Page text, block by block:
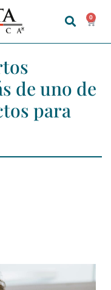
0
de uno de
para